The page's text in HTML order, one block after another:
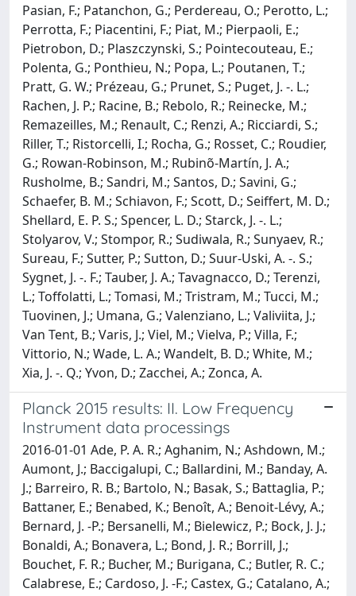
Pasian, F.; Patanchon, G.; Perdereau, O.; Perotto, L.;
Perrotta, F.; Piacentini, F.; Piat, M.; Pierpaoli, E.;
Pietrobon, D.; Plaszczynski, S.; Pointecouteau, E.;
Polenta, G.; Ponthieu, N.; Popa, L.; Poutanen, T.;
Pratt, G. W.; Prézeau, G.; Prunet, S.; Puget, J. -. L.;
Rachen, J. P.; Racine, B.; Rebolo, R.; Reinecke, M.;
Remazeilles, M.; Renault, C.; Renzi, A.; Ricciardi, S.;
Riller, T.; Ristorcelli, I.; Rocha, G.; Rosset, C.; Roudier,
G.; Rowan-Robinson, M.; Rubinõ-Martín, J. A.;
Rusholme, B.; Sandri, M.; Santos, D.; Savini, G.;
Schaefer, B. M.; Schiavon, F.; Scott, D.; Seiffert, M. D.;
Shellard, E. P. S.; Spencer, L. D.; Starck, J. -. L.;
Stolyarov, V.; Stompor, R.; Sudiwala, R.; Sunyaev, R.;
Sureau, F.; Sutter, P.; Sutton, D.; Suur-Uski, A. -. S.;
Sygnet, J. -. F.; Tauber, J. A.; Tavagnacco, D.; Terenzi,
L.; Toffolatti, L.; Tomasi, M.; Tristram, M.; Tucci, M.;
Tuovinen, J.; Umana, G.; Valenziano, L.; Valiviita, J.;
Van Tent, B.; Varis, J.; Viel, M.; Vielva, P.; Villa, F.;
Vittorio, N.; Wade, L. A.; Wandelt, B. D.; White, M.;
Xia, J. -. Q.; Yvon, D.; Zacchei, A.; Zonca, A.
Planck 2015 results: II. Low Frequency
Instrument data processings
2016-01-01 Ade, P. A. R.; Aghanim, N.; Ashdown, M.;
Aumont, J.; Baccigalupi, C.; Ballardini, M.; Banday, A.
J.; Barreiro, R. B.; Bartolo, N.; Basak, S.; Battaglia, P.;
Battaner, E.; Benabed, K.; Benoît, A.; Benoit-Lévy, A.;
Bernard, J. -P.; Bersanelli, M.; Bielewicz, P.; Bock, J. J.;
Bonaldi, A.; Bonavera, L.; Bond, J. R.; Borrill, J.;
Bouchet, F. R.; Bucher, M.; Burigana, C.; Butler, R. C.;
Calabrese, E.; Cardoso, J. -F.; Castex, G.; Catalano, A.;